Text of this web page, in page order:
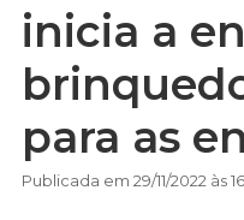
inicia a
para as
Publicada em 29/11/2022 às